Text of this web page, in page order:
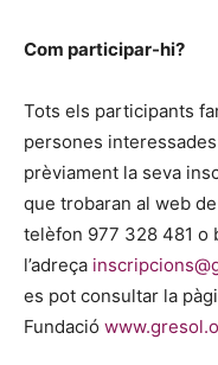
Com participar-hi?
Tots els participants
persones
prèviament la seva
que trobaran al web
telèfon 977 328 481 o
l’adreça
es pot consultar la
Fundació